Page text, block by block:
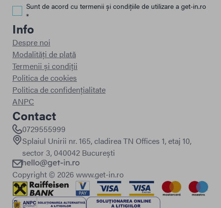
Sunt de acord cu termenii și condițiile de utilizare a get-in.ro
*
Info
Despre noi
Modalități de plată
Termenii și condiții
Politica de cookies
Politica de confidențialitate
ANPC
Contact
0729555999
Splaiul Unirii nr. 165, cladirea TN Offices 1, etaj 10,
sector 3, 040042 București
Copyright © 2026 www.get-in.ro